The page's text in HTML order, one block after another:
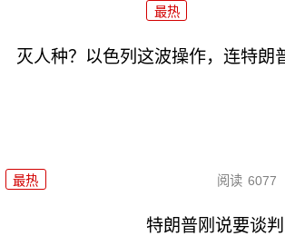
最热
灭人种？以色列这波操作，连特朗
最热 阅读 6077
特朗普刚说要谈